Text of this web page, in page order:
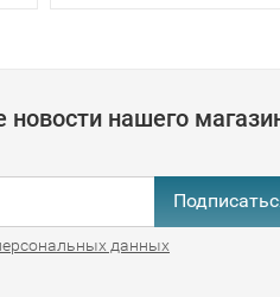
новости нашего
данных